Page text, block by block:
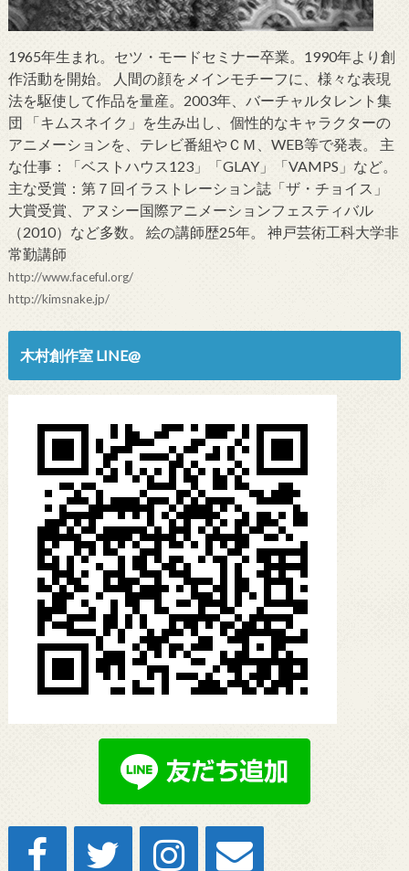
1965年生まれ。セツ・モードセミナー卒業。1990年より創
作活動を開始。 人間の顔をメインモチーフに、様々な表現
法を駆使して作品を量産。2003年、バーチャルタレント集
団 「キムスネイク」を生み出し、個性的なキャラクターの
アニメーションを、テレビ番組やＣＭ、WEB等で発表。 主
な仕事：「ベストハウス123」「GLAY」「VAMPS」など。
主な受賞：第７回イラストレーション誌「ザ・チョイス」
大賞受賞、アヌシー国際アニメーションフェスティバル
（2010）など多数。 絵の講師歴25年。 神戸芸術工科大学非
常勤講師
http://www.faceful.org/
http://kimsnake.jp/
木村創作室 LINE@